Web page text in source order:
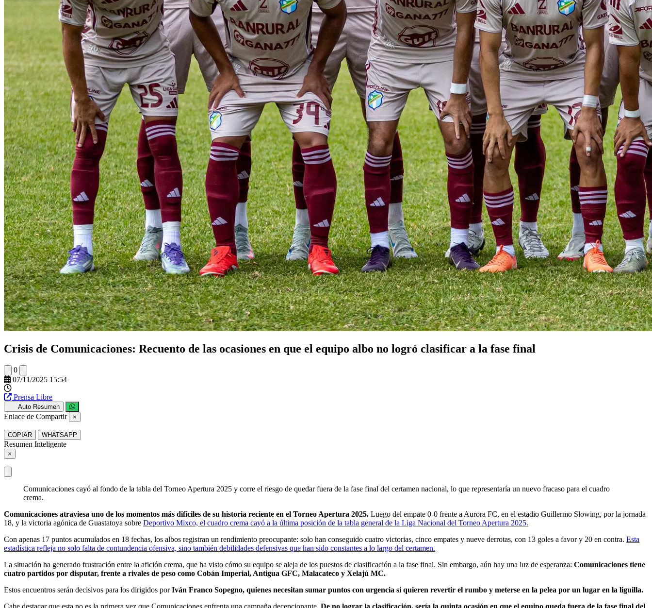
Crisis de Comunicaciones: Recuento de las ocasiones en que el equipo albo no logró clasificar a la fase final
0
07/11/2025 15:54
Prensa Libre
Auto Resumen
Enlace de Compartir ×
COPIAR WHATSAPP
Resumen Inteligente
×
Comunicaciones cayó al fondo de la tabla del Torneo Apertura 2025 y corre el riesgo de quedar fuera de la fase final del certamen nacional, lo que representaría un nuevo fracaso para el cuadro
crema.
Comunicaciones atraviesa uno de los momentos más difíciles de su historia reciente en el Torneo Apertura 2025. Luego del empate 0-0 frente a Aurora FC, en el estadio Guillermo Slowing, por la jornada
18, y la victoria agónica de Guastatoya sobre Deportivo Mixco, el cuadro crema cayó a la última posición de la tabla general de la Liga Nacional del Torneo Apertura 2025.
Con apenas 17 puntos acumulados en 18 fechas, los albos registran un rendimiento preocupante: solo han conseguido cuatro victorias, cinco empates y nueve derrotas, con 13 goles a favor y 20 en contra. Esta
estadística refleja no solo falta de contundencia ofensiva, sino también debilidades defensivas que han sido constantes a lo largo del certamen.
La situación ha generado frustración entre la afición crema, que ha visto cómo su equipo se aleja de los puestos de clasificación a la fase final. Sin embargo, aún hay una luz de esperanza: Comunicaciones tiene
cuatro partidos por disputar, frente a rivales de peso como Cobán Imperial, Antigua GFC, Malacateco y Xelajú MC.
Estos encuentros serán decisivos para los dirigidos porIván Franco Sopegno, quienes necesitan sumar puntos con urgencia si quieren revertir el rumbo y meterse en la pelea por un lugar en la liguilla.
Cabe destacar que esta no es la primera vez que Comunicaciones enfrenta una campaña decepcionante. De no lograr la clasificación, sería la quinta ocasión en que el equipo queda fuera de la fase final del